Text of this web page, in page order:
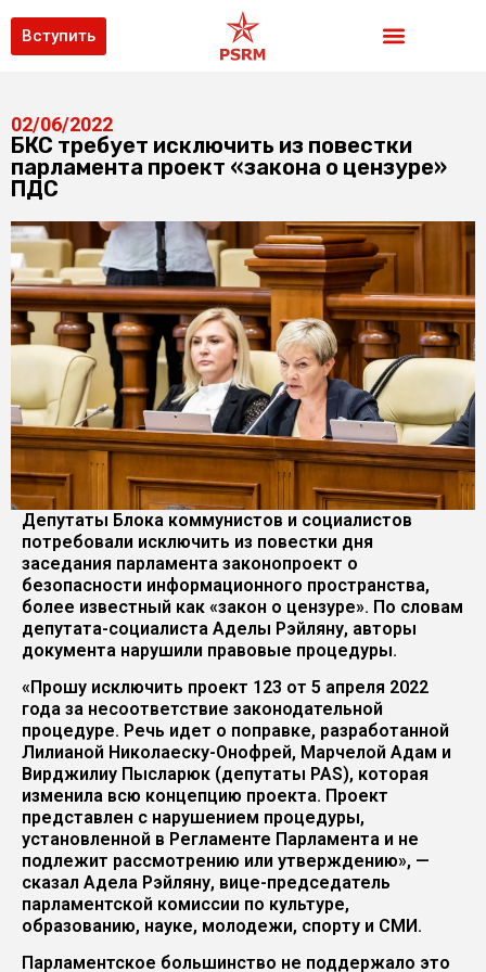
Вступить
02/06/2022
БКС требует исключить из повестки
парламента проект «закона о цензуре»
ПДС
Депутаты Блока коммунистов и социалистов
потребовали исключить из повестки дня
заседания парламента законопроект о
безопасности информационного пространства,
более известный как «закон о цензуре». По словам
депутата-социалиста Аделы Рэйляну, авторы
документа нарушили правовые процедуры.
«Прошу исключить проект 123 от 5 апреля 2022
года за несоответствие законодательной
процедуре. Речь идет о поправке, разработанной
Лилианой Николаеску-Онофрей, Марчелой Адам и
Вирджилиу Пысларюк (депутаты PAS), которая
изменила всю концепцию проекта. Проект
представлен с нарушением процедуры,
установленной в Регламенте Парламента и не
подлежит рассмотрению или утверждению», —
сказал Адела Рэйляну, вице-председатель
парламентской комиссии по культуре,
образованию, науке, молодежи, спорту и СМИ.
Парламентское большинство не поддержало это